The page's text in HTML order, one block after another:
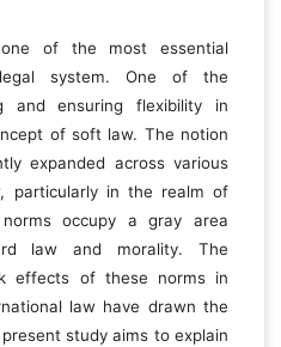
one of the most essential
system. One of the
and ensuring flexibility in
of soft law. The notion
expanded across various
particularly in the realm of
occupy a gray area
law and morality. The
effects of these norms in
law have drawn the
study aims to explain